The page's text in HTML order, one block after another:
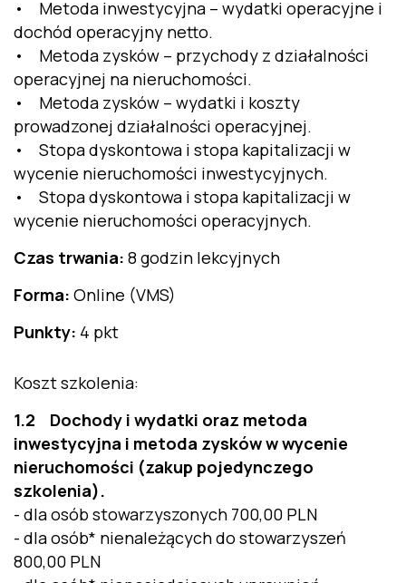
• Metoda inwestycyjna – wydatki operacyjne i
dochód operacyjny netto.
• Metoda zysków – przychody z działalności
operacyjnej na nieruchomości.
• Metoda zysków – wydatki i koszty
prowadzonej działalności operacyjnej.
• Stopa dyskontowa i stopa kapitalizacji w
wycenie nieruchomości inwestycyjnych.
• Stopa dyskontowa i stopa kapitalizacji w
wycenie nieruchomości operacyjnych.
Czas trwania: 8 godzin lekcyjnych
Forma: Online (VMS)
Punkty: 4 pkt
Koszt szkolenia:
1.2 Dochody i wydatki oraz metoda
inwestycyjna i metoda zysków w wycenie
nieruchomości (zakup pojedynczego
szkolenia).
- dla osób stowarzyszonych 700,00 PLN
- dla osób* nienależących do stowarzyszeń
800,00 PLN